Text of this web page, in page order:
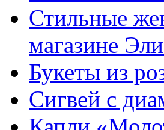
Стильные
магазине
Букеты из
Сигвей с